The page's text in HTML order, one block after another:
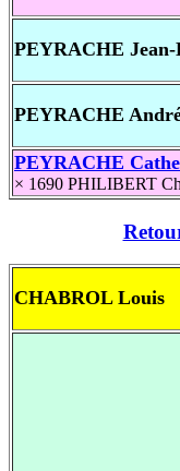
PEYRACHE Jean-
PEYRACHE
PEYRACHE
× 1690 PHILIBERT
CHABROL Louis